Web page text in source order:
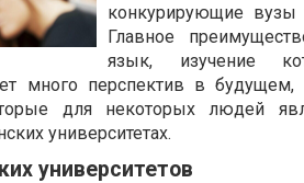
конкурирующие вузы
Главное
язык, изучение
много перспектив в будущем,
для некоторых людей
университетах.
университетов